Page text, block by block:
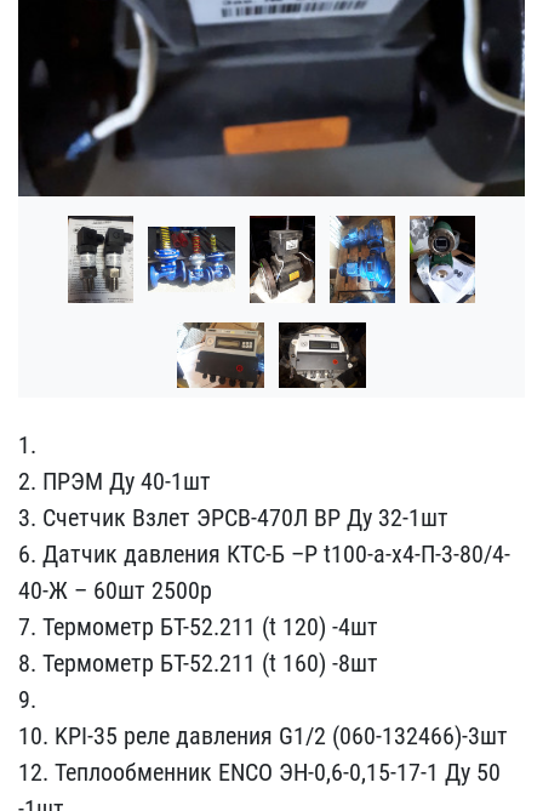
1.
2. ПРЭМ Ду 40-1шт
3.​ Счетчик Взлет ЭРСВ-470Л​ ВР Ду 32-1шт
6. Датчик ​давления КТС-Б –Р t100-а​-х4-П-3-80/4-
40-Ж – 60шт​ 2500р
7. Термометр БТ-​52.211 (t 120) -4шт
8. Т​ермометр БТ-52.211 (t 16​0) -8шт
9.
10. KPI-35 р​еле давления G1/2 (060-1​32466)-3шт
12. Теплооб​менник ENCO ЭН-0,6-0,15-​17-1 Ду 50